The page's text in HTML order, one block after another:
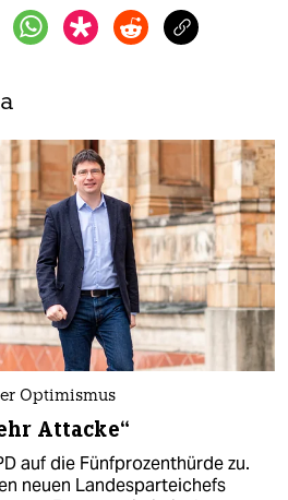
Optimismus
Attacke“
auf die Fünfprozenthürde zu.
neuen Landesparteichefs